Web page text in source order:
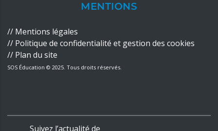
MENTIONS
// Mentions légales
// Politique de confidentialité et gestion des cookies
// Plan du site
SOS Éducation © 2025. Tous droits réservés.
Suivez l’actualité de